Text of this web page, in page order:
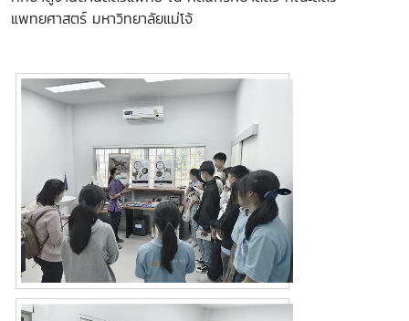
แพทยศาสตร์ มหาวิทยาลัยแม่โจ้